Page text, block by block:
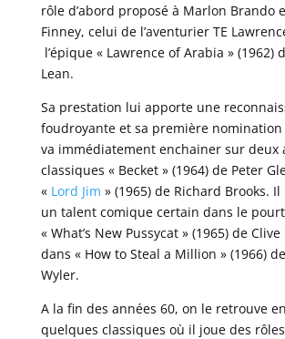
rôle d’abord proposé à Marlon Brando
Finney, celui de l’aventurier TE
l’épique « Lawrence of Arabia » (1962)
Lean.
Sa prestation lui apporte une
foudroyante et sa première nomination
va immédiatement enchainer sur deux
classiques « Becket » (1964) de Peter
« Lord Jim » (1965) de Richard Brooks.
un talent comique certain dans le
« What’s New Pussycat » (1965) de
dans « How to Steal a Million » (1966)
Wyler.
A la fin des années 60, on le retrouve
quelques classiques où il joue des